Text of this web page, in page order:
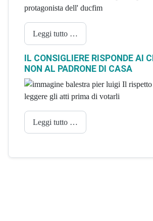
Leggi tutto …
IL CONSIGLIERE RISPONDE AI
NON AL PADRONE DI CASA
Leggi tutto …